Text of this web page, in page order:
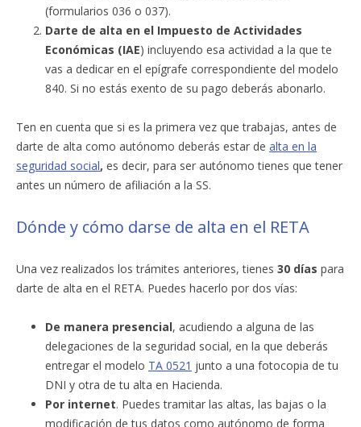
(formularios 036 o 037).
Darte de alta en el Impuesto de Actividades
Económicas (IAE) incluyendo esa actividad a la que te
vas a dedicar en el epígrafe correspondiente del modelo
840. Si no estás exento de su pago deberás abonarlo.
Ten en cuenta que si es la primera vez que trabajas, antes de
darte de alta como autónomo deberás estar de alta en la
seguridad social, es decir, para ser autónomo tienes que tener
antes un número de afiliación a la SS.
Dónde y cómo darse de alta en el RETA
Una vez realizados los trámites anteriores, tienes 30 días para
darte de alta en el RETA. Puedes hacerlo por dos vías:
De manera presencial, acudiendo a alguna de las
delegaciones de la seguridad social, en la que deberás
entregar el modelo TA 0521 junto a una fotocopia de tu
DNI y otra de tu alta en Hacienda.
Por internet. Puedes tramitar las altas, las bajas o la
modificación de tus datos como autónomo de forma